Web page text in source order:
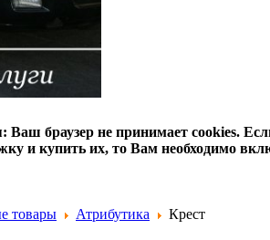
: Ваш браузер не принимает cookies.
и купить их, то Вам необходимо
товары Атрибутика
Крест